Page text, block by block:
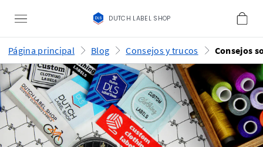
DUTCH LABEL SHOP
Página principal Blog Consejos y trucos